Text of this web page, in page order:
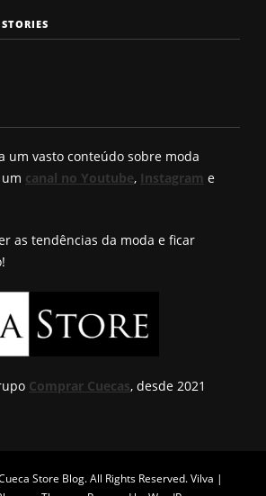
Cueca com
enchimento
a cueca
Roberto
um vasto conteúdo sobre moda
canal no Youtube, Instagram e
as tendências da moda e ficar
Comprar Cuecas, desde 2021
Store Blog. All Rights Reserved.Vilva |